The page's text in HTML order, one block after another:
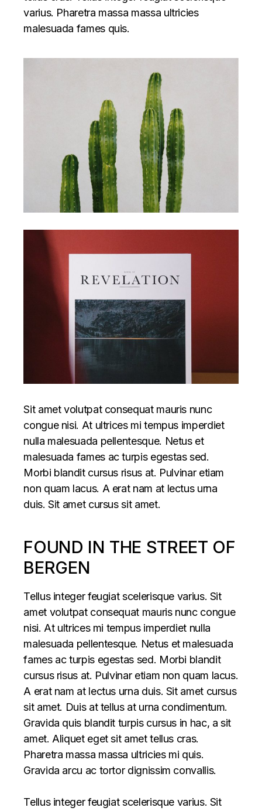
varius. Pharetra massa massa ultricies
malesuada fames quis.
Sit amet volutpat consequat mauris nunc
congue nisi. At ultrices mi tempus imperdiet
nulla malesuada pellentesque. Netus et
malesuada fames ac turpis egestas sed.
Morbi blandit cursus risus at. Pulvinar etiam
non quam lacus. A erat nam at lectus urna
duis. Sit amet cursus sit amet.
FOUND IN THE STREET OF
BERGEN
Tellus integer feugiat scelerisque varius. Sit
amet volutpat consequat mauris nunc congue
nisi. At ultrices mi tempus imperdiet nulla
malesuada pellentesque. Netus et malesuada
fames ac turpis egestas sed. Morbi blandit
cursus risus at. Pulvinar etiam non quam lacus.
A erat nam at lectus urna duis. Sit amet cursus
sit amet. Duis at tellus at urna condimentum.
Gravida quis blandit turpis cursus in hac, a sit
amet. Aliquet eget sit amet tellus cras.
Pharetra massa massa ultricies mi quis.
Gravida arcu ac tortor dignissim convallis.
Tellus integer feugiat scelerisque varius. Sit